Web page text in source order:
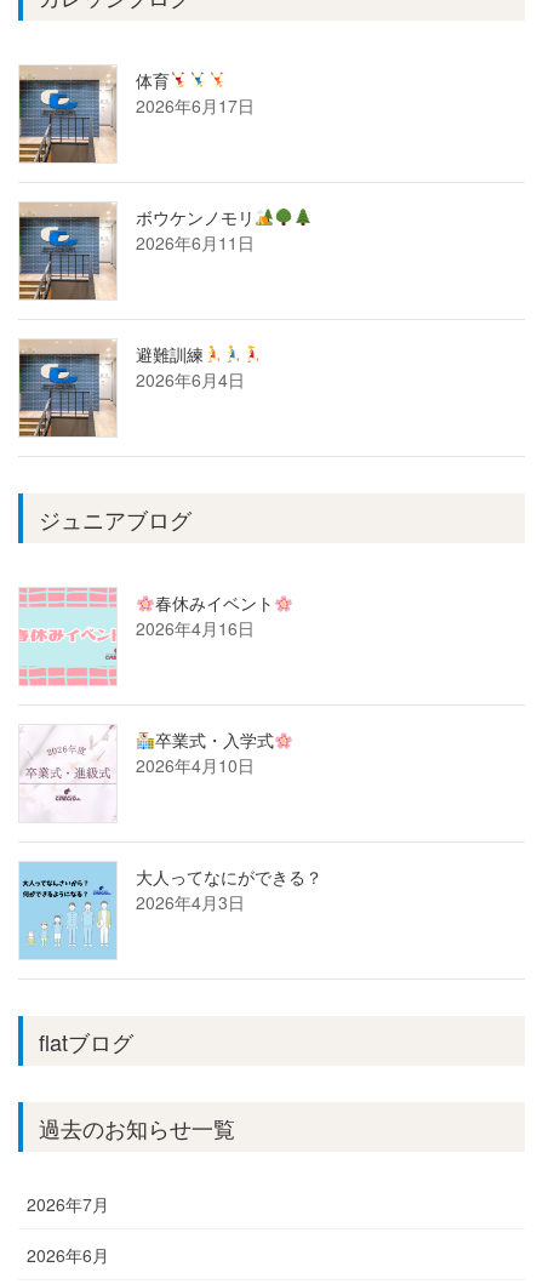
体育
2026年6月17日
ボウケンノモリ
2026年6月11日
避難訓練
2026年6月4日
ジュニアブログ
春休みイベント
2026年4月16日
卒業式・入学式
2026年4月10日
大人ってなにができる？
2026年4月3日
flatブログ
過去のお知らせ一覧
2026年7月
2026年6月